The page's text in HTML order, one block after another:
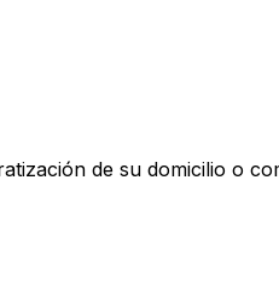
de su domicilio o